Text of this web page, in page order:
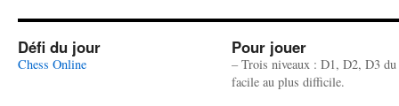
Défi du jour
Chess Online
Pour jouer
– Trois niveaux : D1, D2, D3
facile au plus difficile.